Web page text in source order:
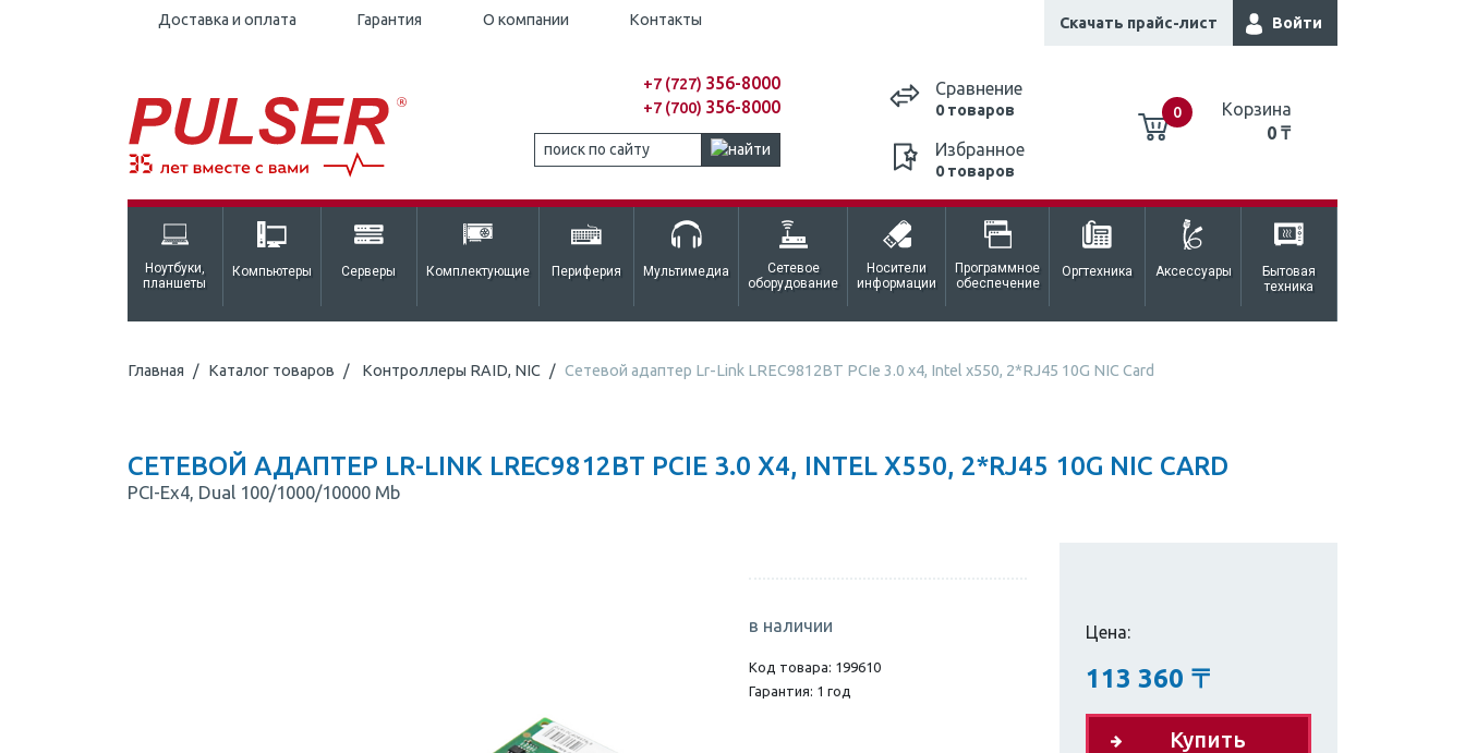
Доставка и оплата Гарантия О компании Контакты Скачать прайс-лист Войти
+7 (727) 356-8000
+7 (700) 356-8000
Сравнение
0 товаров
Избранное
0 товаров
0
Корзина
0 ₸
0 ₸
Ноутбуки,
планшеты
Компьютеры Серверы Комплектующие Периферия Мультимедиа
Сетевое
оборудование
Носители
информации
Программное
обеспечение
Оргтехника Аксессуары
Бытовая
техника
Главная Каталог товаров Контроллеры RAID, NIC Сетевой адаптер Lr-Link LREC9812BT PCIe 3.0 x4, Intel x550, 2*RJ45 10G NIC Card
СЕТЕВОЙ АДАПТЕР LR-LINK LREC9812BT PCIE 3.0 X4, INTEL X550, 2*RJ45 10G NIC CARD
PCI-Ex4, Dual 100/1000/10000 Mb
в наличии
Код товара: 199610
Гарантия: 1 год
Цена:
113 360 〒
Купить